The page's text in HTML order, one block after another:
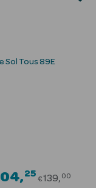
Sol Tous 89E
25Price
€139 00